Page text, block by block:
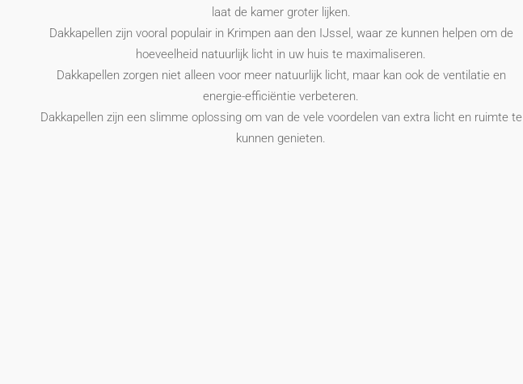
laat de kamer groter lijken.
Dakkapellen zijn vooral populair in Krimpen aan den IJssel, waar ze kunnen helpen om de
hoeveelheid natuurlijk licht in uw huis te maximaliseren.
Dakkapellen zorgen niet alleen voor meer natuurlijk licht, maar kan ook de ventilatie en
energie-efficiëntie verbeteren.
Dakkapellen zijn een slimme oplossing om van de vele voordelen van extra licht en ruimte te
kunnen genieten.